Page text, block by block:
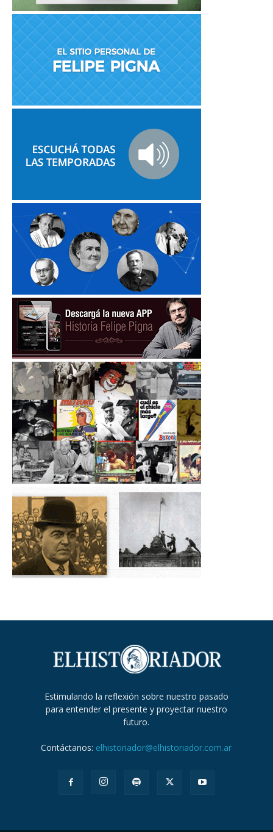
Estimulando la reflexión sobre nuestro pasado
para entender el presente y proyectar nuestro
futuro.
Contáctanos: elhistoriador@elhistoriador.com.ar